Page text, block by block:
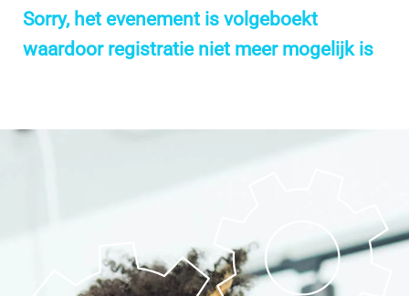
Sorry, het evenement is volgeboekt
waardoor registratie niet meer mogelijk is